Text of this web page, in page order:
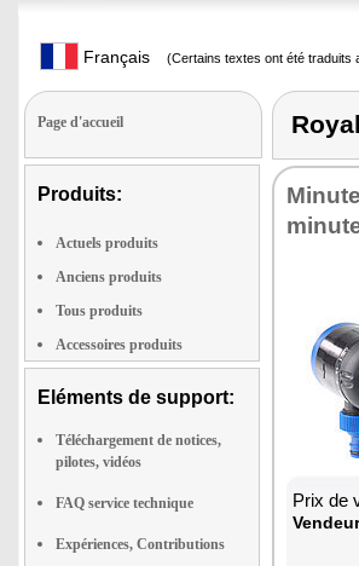
Français (Certains textes ont été traduits
Page d'accueil
Produits:
Actuels produits
Anciens produits
Tous produits
Accessoires produits
Eléments de support:
Téléchargement de notices,
pilotes, vidéos
FAQ service technique
Expériences, Contributions
Prix de